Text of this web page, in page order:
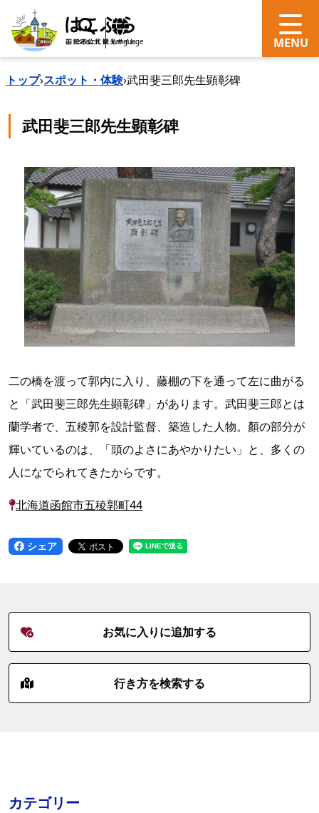
search Language
トップ›スポット・体験›武田斐三郎先生顕彰碑
武田斐三郎先生顕彰碑
二の橋を渡って郭内に入り、藤棚の下を通って左に曲がる
と「武田斐三郎先生顕彰碑」があります。武田斐三郎とは
蘭学者で、五稜郭を設計監督、築造した人物。顏の部分が
輝いているのは、「頭のよさにあやかりたい」と、多くの
人になでられてきたからです。
北海道函館市五稜郭町44
シェア
お気に入りに追加する
行き方を検索する
カテゴリー